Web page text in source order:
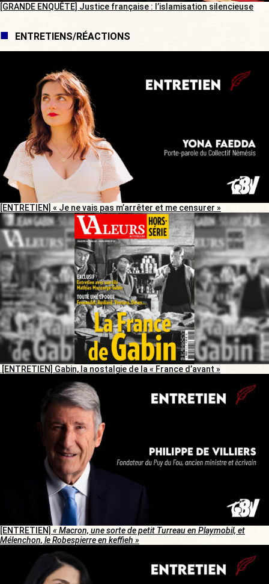
[GRANDE ENQUÊTE] Justice française : l’islamisation silencieuse
ENTRETIENS/RÉACTIONS
[ENTRETIEN] « Je ne vais pas m’arrêter et me censurer »
[ENTRETIEN] Gabin, la nostalgie de la « France d’avant »
[ENTRETIEN] « Macron, une sorte de petit Turreau en Playmobil, et
Mélenchon, le Robespierre en keffieh »